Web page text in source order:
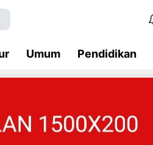
Umum Pendidikan